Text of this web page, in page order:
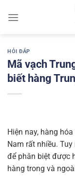
đến
HỎI ĐÁP
Mã vạch
biết hàng
Hiện nay, hàng
Nam rất nhiều.
để phân biệt được
hàng trong và